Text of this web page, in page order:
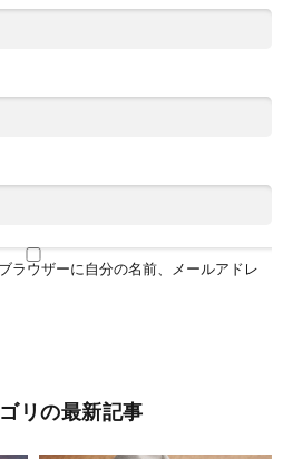
ラウザーに自分の名前、メールアドレ
リの最新記事